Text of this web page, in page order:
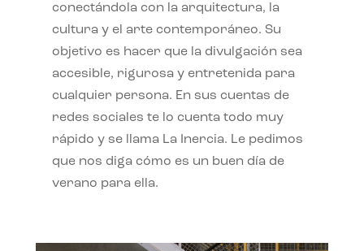
conectándola con la arquitectura, la
cultura y el arte contemporáneo. Su
objetivo es hacer que la divulgación sea
accesible, rigurosa y entretenida para
cualquier persona. En sus cuentas de
redes sociales te lo cuenta todo muy
rápido y se llama La Inercia. Le pedimos
que nos diga cómo es un buen día de
verano para ella.